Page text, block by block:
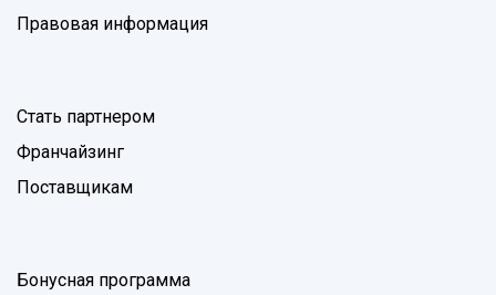
Правовая информация
Стать партнером
Франчайзинг
Поставщикам
Бонусная программа